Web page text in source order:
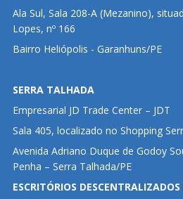
Ala Sul, Sala 208-A (Mezanino),
Lopes, nº 166
Bairro Heliópolis - Garanhuns/PE
SERRA TALHADA
Empresarial JD Trade Center – JDT
Sala 405, localizado no Shopping
Avenida Adriano Duque de Godoy
Penha – Serra Talhada/PE
ESCRITÓRIOS